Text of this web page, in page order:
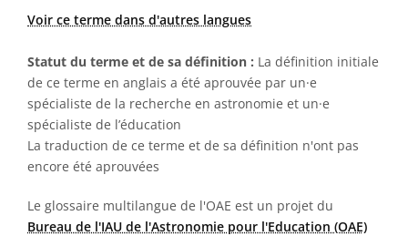
Voir ce terme dans d'autres langues
Statut du terme et de sa définition : La définition initiale
de ce terme en anglais a été aprouvée par un·e
spécialiste de la recherche en astronomie et un·e
spécialiste de l’éducation
La traduction de ce terme et de sa définition n'ont pas
encore été aprouvées
Le glossaire multilangue de l'OAE est un projet du
Bureau de l'IAU de l'Astronomie pour l'Education (OAE)